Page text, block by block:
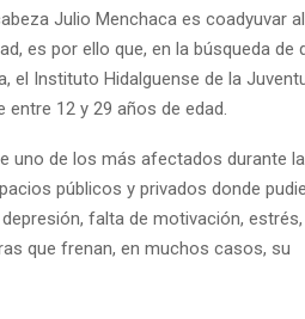
Julio Menchaca es coadyuvar al
es por ello que, en la búsqueda de
Instituto Hidalguense de la
12 y 29 años de edad.
uno de los más afectados durante la
públicos y privados donde
falta de motivación,
que frenan, en muchos casos, su